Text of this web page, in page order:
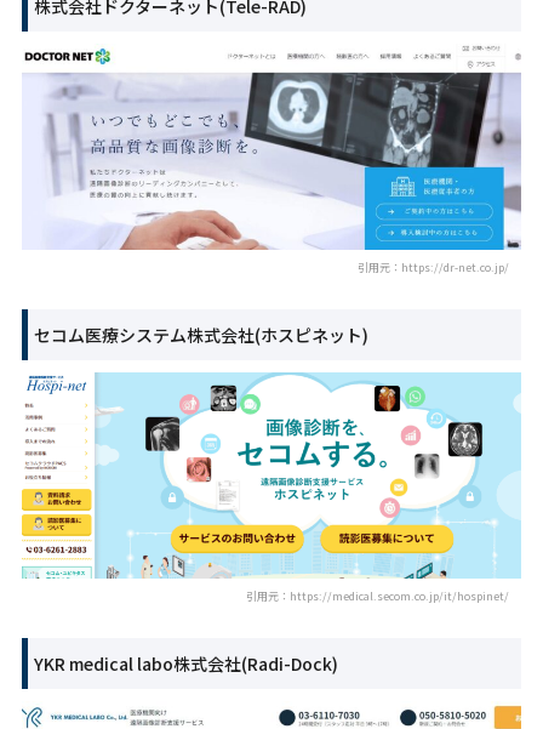
株式会社ドクターネット(Tele-RAD)
引用元：https://dr-net.co.jp/
セコム医療システム株式会社(ホスピネット)
引用元：https://medical.secom.co.jp/it/hospinet/
YKR medical labo株式会社(Radi-Dock)